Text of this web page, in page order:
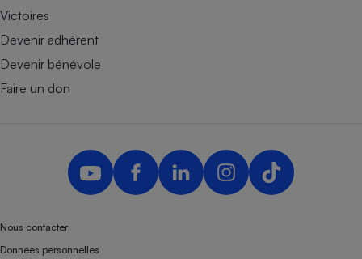
Victoires
Devenir adhérent
Devenir bénévole
Faire un don
Nous contacter
Données personnelles